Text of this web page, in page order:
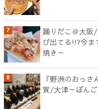
踊りだこ＠大阪
び出てる!!?今ま
焼き～
『野洲のおっ
賀/大津～ぼん